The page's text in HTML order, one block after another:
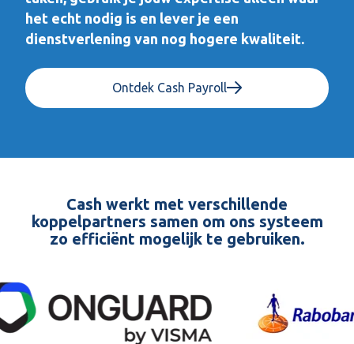
het echt nodig is en lever je een
dienstverlening van nog hogere kwaliteit.
Ontdek Cash Payroll
Cash werkt met verschillende
koppelpartners samen om ons systeem
zo efficiënt mogelijk te gebruiken.